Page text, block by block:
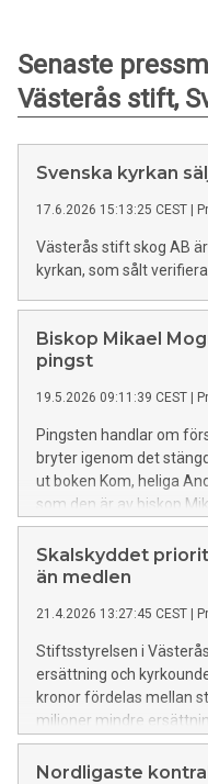
Senaste
Västerås stift,
Svenska kyrkan
17.6.2026 15:13:25 CEST |
Västerås stift skog AB
kyrkan, som sålt
Biskop Mikael
pingst
19.5.2026 09:11:39 CEST |
Pingsten handlar om
bryter igenom det
ut boken Kom, heliga
som den är av biskop
Skalskyddet
än medlen
21.4.2026 13:27:45 CEST |
Stiftsstyrelsen i
ersättning och
kronor fördelas mellan
miljoner mindre
om. Skalskyddet
medlen.
Nordligaste